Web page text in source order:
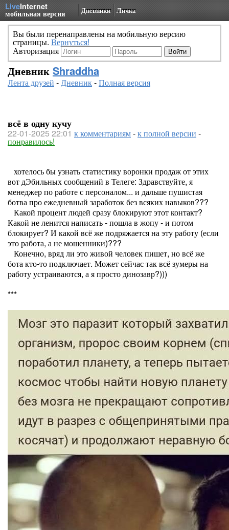
LiveInternet
мобильная версия Дневники Личка
Вы были перенаправлены на мобильную версию
страницы. Вернуться!
Авторизация
Дневник Shraddha
Лента друзей -Дневник-Полная версия
всё в одну кучу
22-01-2025 22:01 к комментариям-к полной версии -
понравилось!
хотелось бы узнать статистику воронки продаж от этих
вот дЭбильных сообщений в Телеге: Здравствуйте, я
менеджер по работе с персоналом... и дальше пушистая
ботва про ежедневный заработок без всяких навыков???
Какой процент людей сразу блокируют этот контакт?
Какой не ленится написать - пошла в жопу - и потом
блокирует? И какой всё же подряжается на эту работу (если
это работа, а не мошенники)???
Конечно, вряд ли это живой человек пишет, но всё же
бота кто-то подключает. Может сейчас так всё зумеры на
работу устраиваются, а я просто динозавр?)))
***